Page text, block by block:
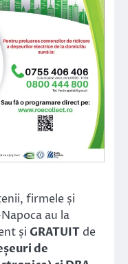
firmele și
au la
și GRATUIT de
de